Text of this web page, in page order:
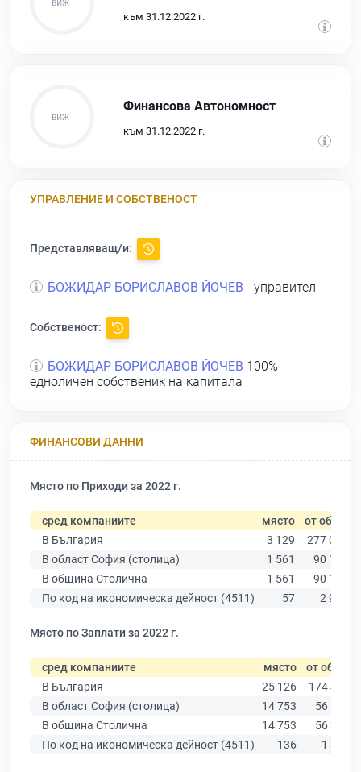
към 31.12.2022 г.
Финансова Автономност
към 31.12.2022 г.
УПРАВЛЕНИЕ И СОБСТВЕНОСТ
Представляващ/и:
БОЖИДАР БОРИСЛАВОВ ЙОЧЕВ - управител
Собственост:
БОЖИДАР БОРИСЛАВОВ ЙОЧЕВ 100% -
едноличен собственик на капитала
ФИНАНСОВИ ДАННИ
Място по Приходи за 2022 г.
сред компаниите място от общо
В България
3 129
277 019
В област София (столица)
1 561
90 178
В община Столична
1 561
90 178
По код на икономическа дейност (4511)
57 2 901
Място по Заплати за 2022 г.
сред компаниите място от общо
В България
25 126
174 403
В област София (столица)
14 753
56 378
В община Столична
14 753
56 378
По код на икономическа дейност (4511)
136 1 363